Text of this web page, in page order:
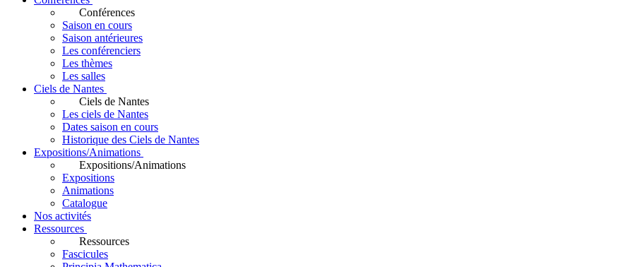
Conférences
Saison en cours
Saison antérieures
Les conférenciers
Les thèmes
Les salles
Ciels de Nantes
Ciels de Nantes
Les ciels de Nantes
Dates saison en cours
Historique des Ciels de Nantes
Expositions/Animations
Expositions/Animations
Expositions
Animations
Catalogue
Nos activités
Ressources
Ressources
Fascicules